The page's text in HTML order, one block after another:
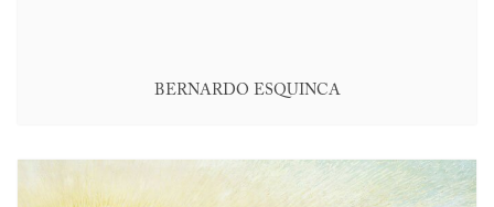
BERNARDO ESQUINCA